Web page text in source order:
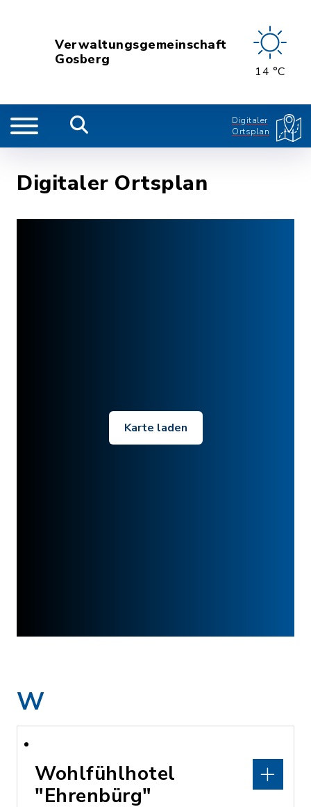
Verwaltungsgemeinschaft
Gosberg
14 °C
Digitaler
Ortsplan
Digitaler Ortsplan
Karte laden
W
Wohlfühlhotel
"Ehrenbürg"